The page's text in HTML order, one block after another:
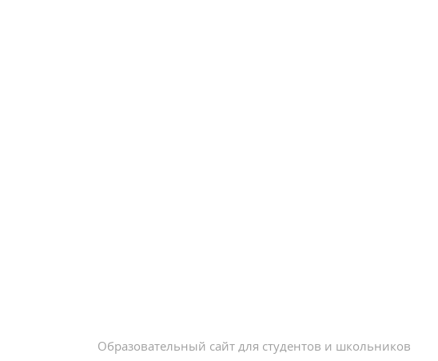
Образовательный сайт для студентов и школьников